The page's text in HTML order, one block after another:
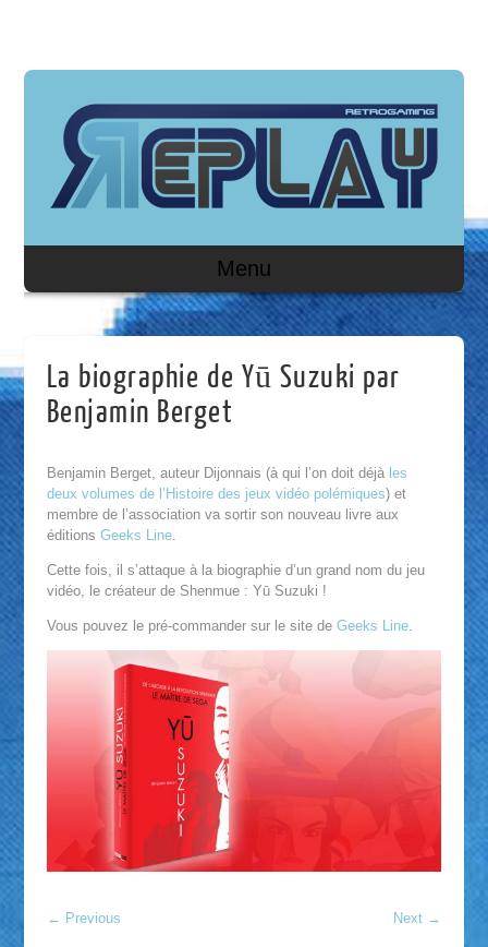
Menu
La biographie de Yū Suzuki par
Benjamin Berget
Benjamin Berget, auteur Dijonnais (à qui l’on doit déjà les
deux volumes de l’Histoire des jeux vidéo polémiques) et
membre de l’association va sortir son nouveau livre aux
éditions Geeks Line.
Cette fois, il s’attaque à la biographie d’un grand nom du jeu
vidéo, le créateur de Shenmue : Yū Suzuki !
Vous pouvez le pré-commander sur le site de Geeks Line.
← Previous Next →